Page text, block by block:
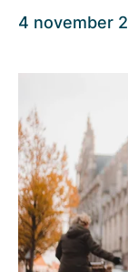
4 november